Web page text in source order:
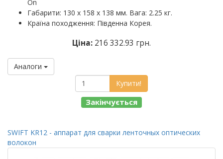
On
Габарити: 130 х 158 х 138 мм. Вага: 2.25 кг.
Країна походження: Південна Корея.
Ціна: 216 332.93 грн.
Аналоги
Купити!
Закінчується
SWIFT KR12 - аппарат для сварки ленточных оптических
волокон